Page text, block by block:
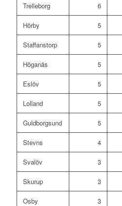
Trelleborg 6
Hörby 5
Staffanstorp 5
Höganäs 5
Eslöv 5
Lolland 5
Guldborgsund 5
Stevns 4
Svalöv 3
Skurup 3
Osby 3